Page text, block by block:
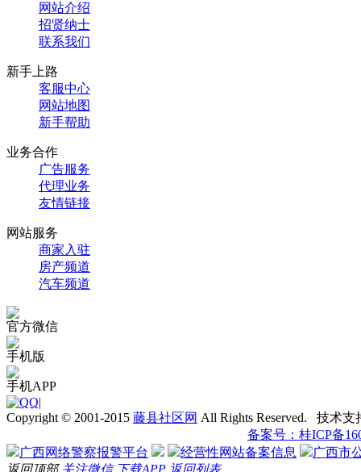
网站介绍
招贤纳士
联系我们
新手上路
客服中心
网站地图
新手帮助
业务合作
广告服务
代理业务
友情链接
网站服务
商家入驻
房产频道
汽车频道
官方微信
手机版
手机APP
|
Copyright © 2001-2015 藤县社区网 All Rights Reserved. 技术支
备案号：桂ICP备
广西网络警察报警平台
经营性网站备案信息
广西市